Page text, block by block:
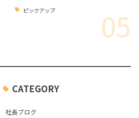
ピックアップ 05
CATEGORY
社長ブログ